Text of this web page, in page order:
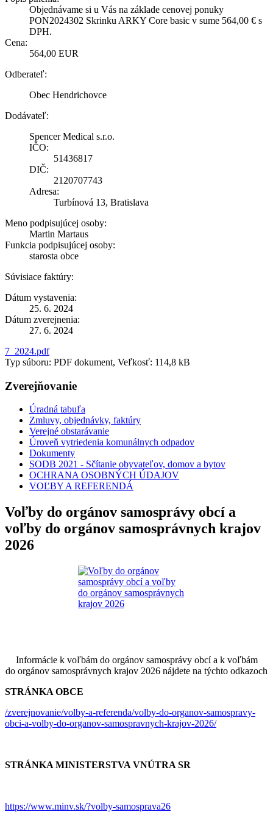
Objednávame si u Vás na základe cenovej ponuky
PON2024302 Skrinku ARKY Core basic v sume 564,00 € s
DPH.
Cena:
564,00 EUR
Odberateľ:
Obec Hendrichovce
Dodávateľ:
Spencer Medical s.r.o.
IČO:
51436817
DIČ:
2120707743
Adresa:
Turbínová 13, Bratislava
Meno podpisujúcej osoby:
Martin Martaus
Funkcia podpisujúcej osoby:
starosta obce
Súvisiace faktúry:
Dátum vystavenia:
25. 6. 2024
Dátum zverejnenia:
27. 6. 2024
7_2024.pdf
Typ súboru: PDF dokument, Veľkosť: 114,8 kB
Zverejňovanie
Úradná tabuľa
Zmluvy, objednávky, faktúry
Verejné obstarávanie
Úroveň vytriedenia komunálnych odpadov
Dokumenty
SODB 2021 - Sčítanie obyvateľov, domov a bytov
OCHRANA OSOBNÝCH ÚDAJOV
VOĽBY A REFERENDÁ
Voľby do orgánov samosprávy obcí a
voľby do orgánov samosprávnych krajov
2026
Informácie k voľbám do orgánov samosprávy obcí a k voľbám
do orgánov samosprávnych krajov 2026 nájdete na týchto odkazoch
STRÁNKA OBCE
/zverejnovanie/volby-a-referenda/volby-do-organov-samospravy-
obci-a-volby-do-organov-samospravnych-krajov-2026/
STRÁNKA MINISTERSTVA VNÚTRA SR
https://www.minv.sk/?volby-samosprava26